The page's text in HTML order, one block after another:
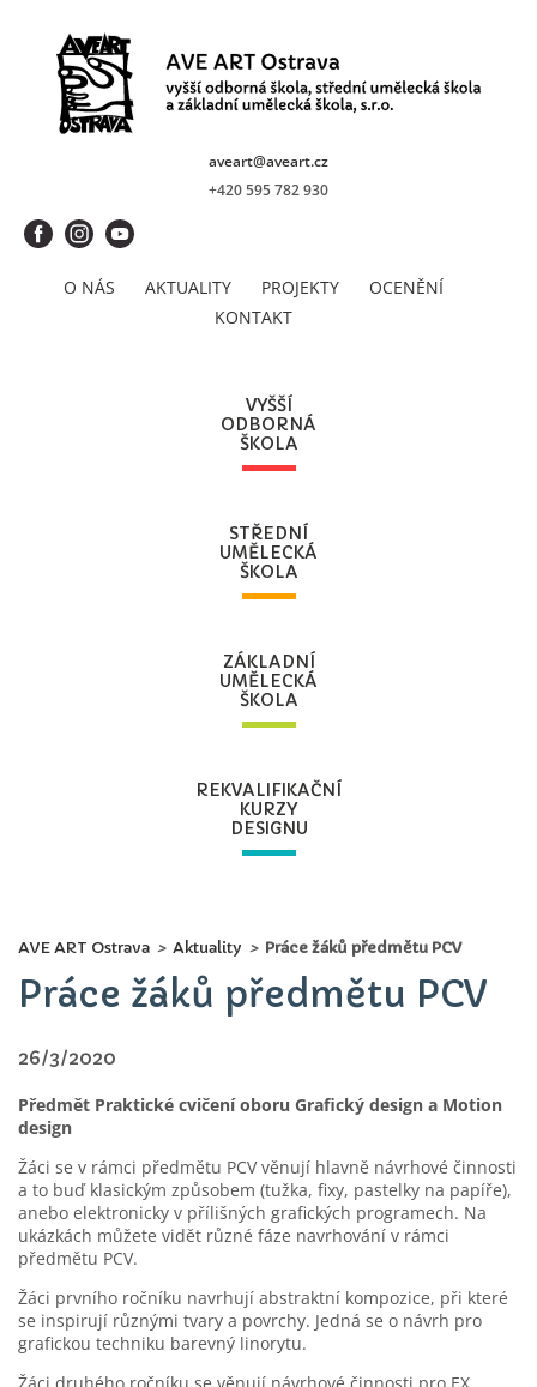
O NÁS AKTUALITY PROJEKTY
OCENĚNÍ
KONTAKT
aveart@aveart.cz
+420 595 782 930
VYŠŠÍ
ODBORNÁ
ŠKOLA
STŘEDNÍ
UMĚLECKÁ
ŠKOLA
ZÁKLADNÍ
UMĚLECKÁ
ŠKOLA
REKVALIFIKAČNÍ
KURZY
DESIGNU
AVE ART Ostrava > Aktuality > Práce žáků předmětu PCV
Práce žáků předmětu PCV
26/3/2020
Předmět Praktické cvičení oboru Grafický design a Motion
design
Žáci se v rámci předmětu PCV věnují hlavně návrhové činnosti
a to buď klasickým způsobem (tužka, fixy, pastelky na papíře),
anebo elektronicky v přílišných grafických programech. Na
ukázkách můžete vidět různé fáze navrhování v rámci
předmětu PCV.
Žáci prvního ročníku navrhují abstraktní kompozice, při které
se inspirují různými tvary a povrchy. Jedná se o návrh pro
grafickou techniku barevný linorytu.
Žáci druhého ročníku se věnují návrhové činnosti pro EX